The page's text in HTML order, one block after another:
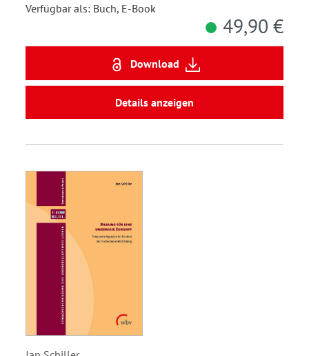
Verfügbar als: Buch, E-Book
49,90 €
Download
Details anzeigen